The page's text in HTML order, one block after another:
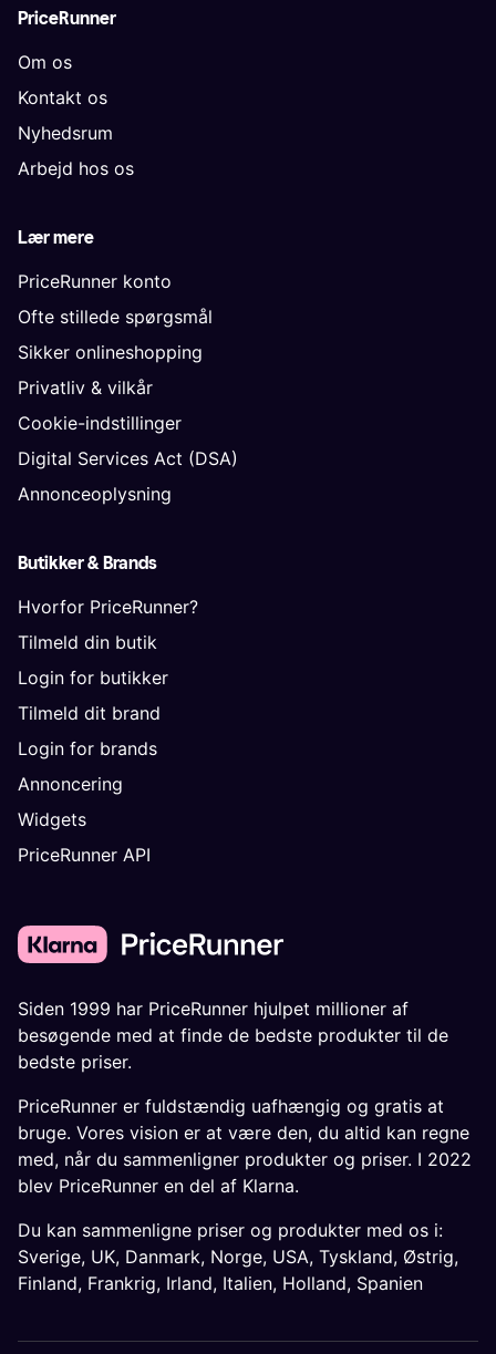
PriceRunner
Om os
Kontakt os
Nyhedsrum
Arbejd hos os
Lær mere
PriceRunner konto
Ofte stillede spørgsmål
Sikker onlineshopping
Privatliv & vilkår
Cookie-indstillinger
Digital Services Act (DSA)
Annonceoplysning
Butikker & Brands
Hvorfor PriceRunner?
Tilmeld din butik
Login for butikker
Tilmeld dit brand
Login for brands
Annoncering
Widgets
PriceRunner API
Siden 1999 har PriceRunner hjulpet millioner af
besøgende med at finde de bedste produkter til de
bedste priser.
PriceRunner er fuldstændig uafhængig og gratis at
bruge. Vores vision er at være den, du altid kan regne
med, når du sammenligner produkter og priser. I 2022
blev PriceRunner en del af Klarna.
Du kan sammenligne priser og produkter med os i:
Sverige, UK, Danmark, Norge, USA, Tyskland, Østrig,
Finland, Frankrig, Irland, Italien, Holland, Spanien